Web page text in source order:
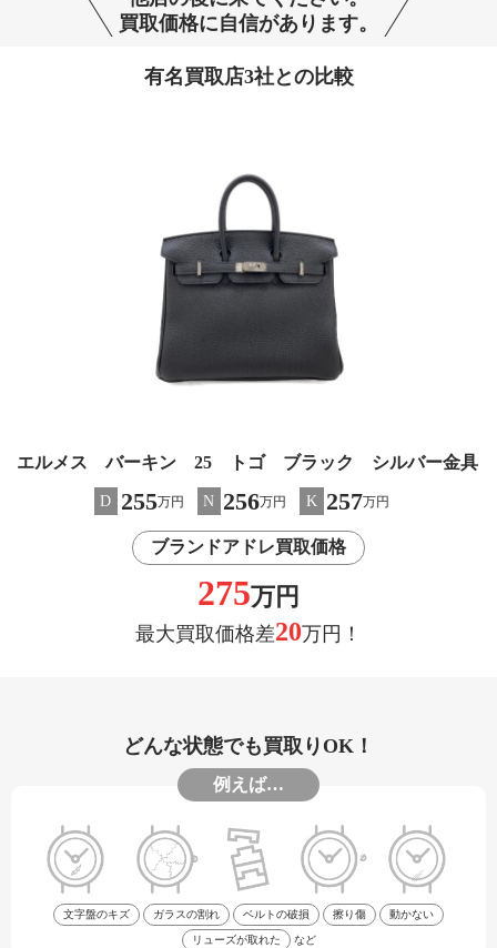
買取価格に自信があります。
有名買取店3社との比較
エルメス バーキン 25 トゴ ブラック シルバー金具
D 255万円 N 256万円 K 257万円
ブランドアドレ買取価格
275万円
最大買取価格差20万円！
どんな状態でも買取りOK！
例えば…
文字盤のキズ ガラスの割れ ベルトの破損 擦り傷 動かない
リューズが取れた など